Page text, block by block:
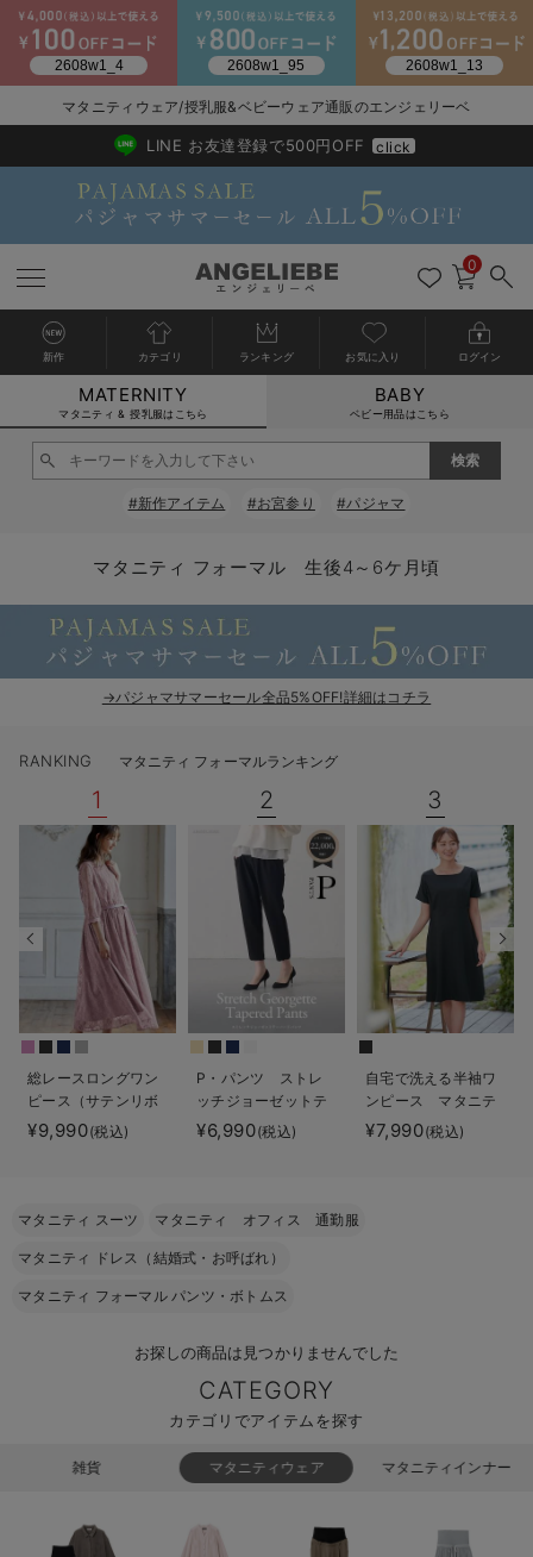
マタニティウェア全て
マタニティ ワンピース
マタニティ トップス
マタニティ アウター（コート）・ママコート
マタニティ 下着・インナー全て
授乳ブラ・マタニティブラ（マタニティインナー・産後用品）
マタニティ 授乳 キャミソール
産褥ショーツ
産後 ガードル インナー
マタニティ 腹巻き
授乳服全て
マタニティ フォーマル全て
マタニティ スーツ
マタニティ フォーマル パンツ・ボトムス
授乳用品全て
妊婦用 抱き枕・授乳クッション
マタニティレッグウェア全て
マタニティストッキング・タイツ
マタニティ ボディケア全て
アウトレット全て
【アウトレット】ワンピース
【アウトレット】パジャマ
【アウトレット】インナー
特集全て
コットン素材
Tシャツブラ
ブラトップ
親子セット
快適機能ウェア特集 トップス
快適機能ウェア特集 ボトムス
快適機能ウェア特集 パジャマ
erbaviva（エルバビーバ）
安心の日本製。先輩ママが買ってよかった！本当に必要な出産準備品
買って正解！高評価レビューアイテム
Gift Selection 出産祝い
ロンパースはいつからいつまで使う？選ぶポイントも解説！
保育園・入園準備特集
再入荷全て
再入荷｜インナー
戻る
送料無料アイテム全て
ワンピース
スカート
パジャマ
戻る
ブラキャミ おまとめ
戻る
【37周年祭セール】
【37周年祭セール】
戻る
気温差別オススメア
【15℃】3月下旬～
戻る
動きやすく着回しで
戻る
強撚スムース(コスパ
戻る
マタニティウェア
【おまとめ割】パジ
戻る
こだわりの履き心地
カジュアル
オフィス
戻る
ジャケット派
きれいめ美脚パンツ派
ツィード派
セットアップ派
戻る
出産準備応援割全て
マタニティパジャマ
戻る
【オフィスカジュア
戻る
レギンスタイプ
戻る
【フォーマル】ワン
戻る
【ベビー】長袖
戻る
ハンカチ
短肌着
セット
戻る
快適ウェア10%OFF
快適ウェア10%OFF
戻る
春のマタニティワン
セットアップ・ レイ
ジャンパースカート/
ワーク・オフィス
フォーマル / オケー
あったかアイテム｜
戻る
Gift Selection 出産
〜3,000円（税込）
10,001円（税込）〜
女の子におススメの
定番ギフト
もらって嬉しいギフト
かわいくておもしろ
何枚あっても嬉しい
長く使えるアイテム
お部屋映えアイテム
戻る
冬の冷え対策インナ
薄くてあったか
保温&リカバリー
レギンス・タイツ
あったか度◎
裏起毛素材
戻る
入院準備の持ち物チ
入院してすぐ使うグ
戻る
冬のあったか特集全て
【冬のあったか特集
【冬のあったか特集
マタニティウェア/授乳服&ベビーウェア通販のエンジェリーベ
2026/NewArrival
送料495円(一部地域を除く) 7,700円以上で送料無料
LINE お友達登録で500円OFF click
0
新作 カテゴリ ランキング お気に入り ログイン
MATERNITY
マタニティ & 授乳服はこちら
BABY
ベビー用品はこちら
#新作アイテム #お宮参り #パジャマ
マタニティ フォーマル 生後4～6ケ月頃
→パジャマサマーセール全品5%OFF!詳細はコチラ
RANKING マタニティ フォーマルランキング
1
総レースロングワン
ピース（サテンリボ
ンベルト付） マタ
ニティ・授乳服【出
¥9,990(税込)
2
P・パンツ ストレ
ッチジョーゼットテ
ーパード
¥6,990(税込)
3
自宅で洗える半袖ワ
ンピース マタニテ
ィ・授乳服【出産後
も長く使える】
¥7,990(税込)
マタニティ スーツ マタニティ オフィス 通勤服
マタニティ ドレス（結婚式・お呼ばれ）
マタニティ フォーマル パンツ・ボトムス
お探しの商品は見つかりませんでした
CATEGORY
カテゴリでアイテムを探す
雑貨 マタニティウェア マタニティインナー
カートに入れる
閉じる